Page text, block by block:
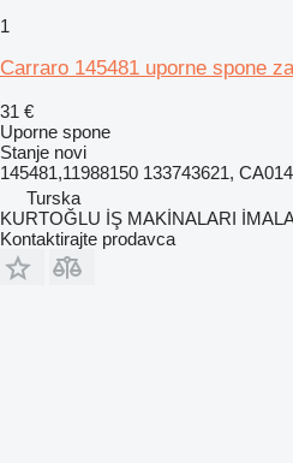
1
Carraro 145481 uporne spone
31 €
Uporne spone
Stanje novi
145481,11988150 133743621,
Turska
KURTOĞLU İŞ MAKİNALARI
Kontaktirajte prodavca